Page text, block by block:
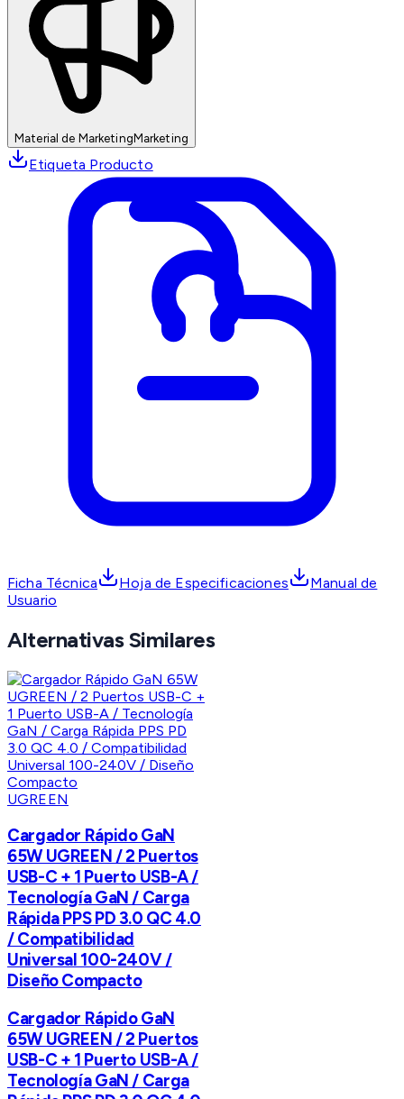
Material de MarketingMarketing
Etiqueta Producto
Ficha Técnica Hoja de Especificaciones
Manual de
Usuario
Alternativas Similares
UGREEN
Cargador Rápido GaN
65W UGREEN / 2 Puertos
USB-C + 1 Puerto USB-A /
Tecnología GaN / Carga
Rápida PPS PD 3.0 QC 4.0
/ Compatibilidad
Universal 100-240V /
Diseño Compacto
Cargador Rápido GaN
65W UGREEN / 2 Puertos
USB-C + 1 Puerto USB-A /
Tecnología GaN / Carga